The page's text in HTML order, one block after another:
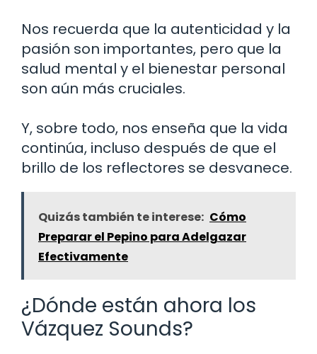
Nos recuerda que la autenticidad y la
pasión son importantes, pero que la
salud mental y el bienestar personal
son aún más cruciales.
Y, sobre todo, nos enseña que la vida
continúa, incluso después de que el
brillo de los reflectores se desvanece.
Quizás también te interese: Cómo
Preparar el Pepino para Adelgazar
Efectivamente
¿Dónde están ahora los
Vázquez Sounds?